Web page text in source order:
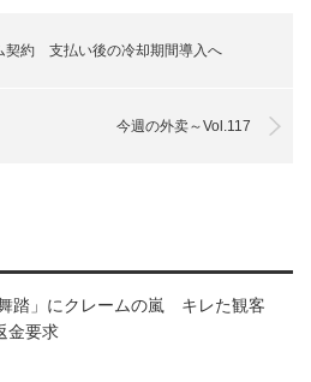
契約 支払い後の冷却期間導入へ
今週の外卖～Vol.117
舞踏」にクレームの嵐 キレた観客
金要求